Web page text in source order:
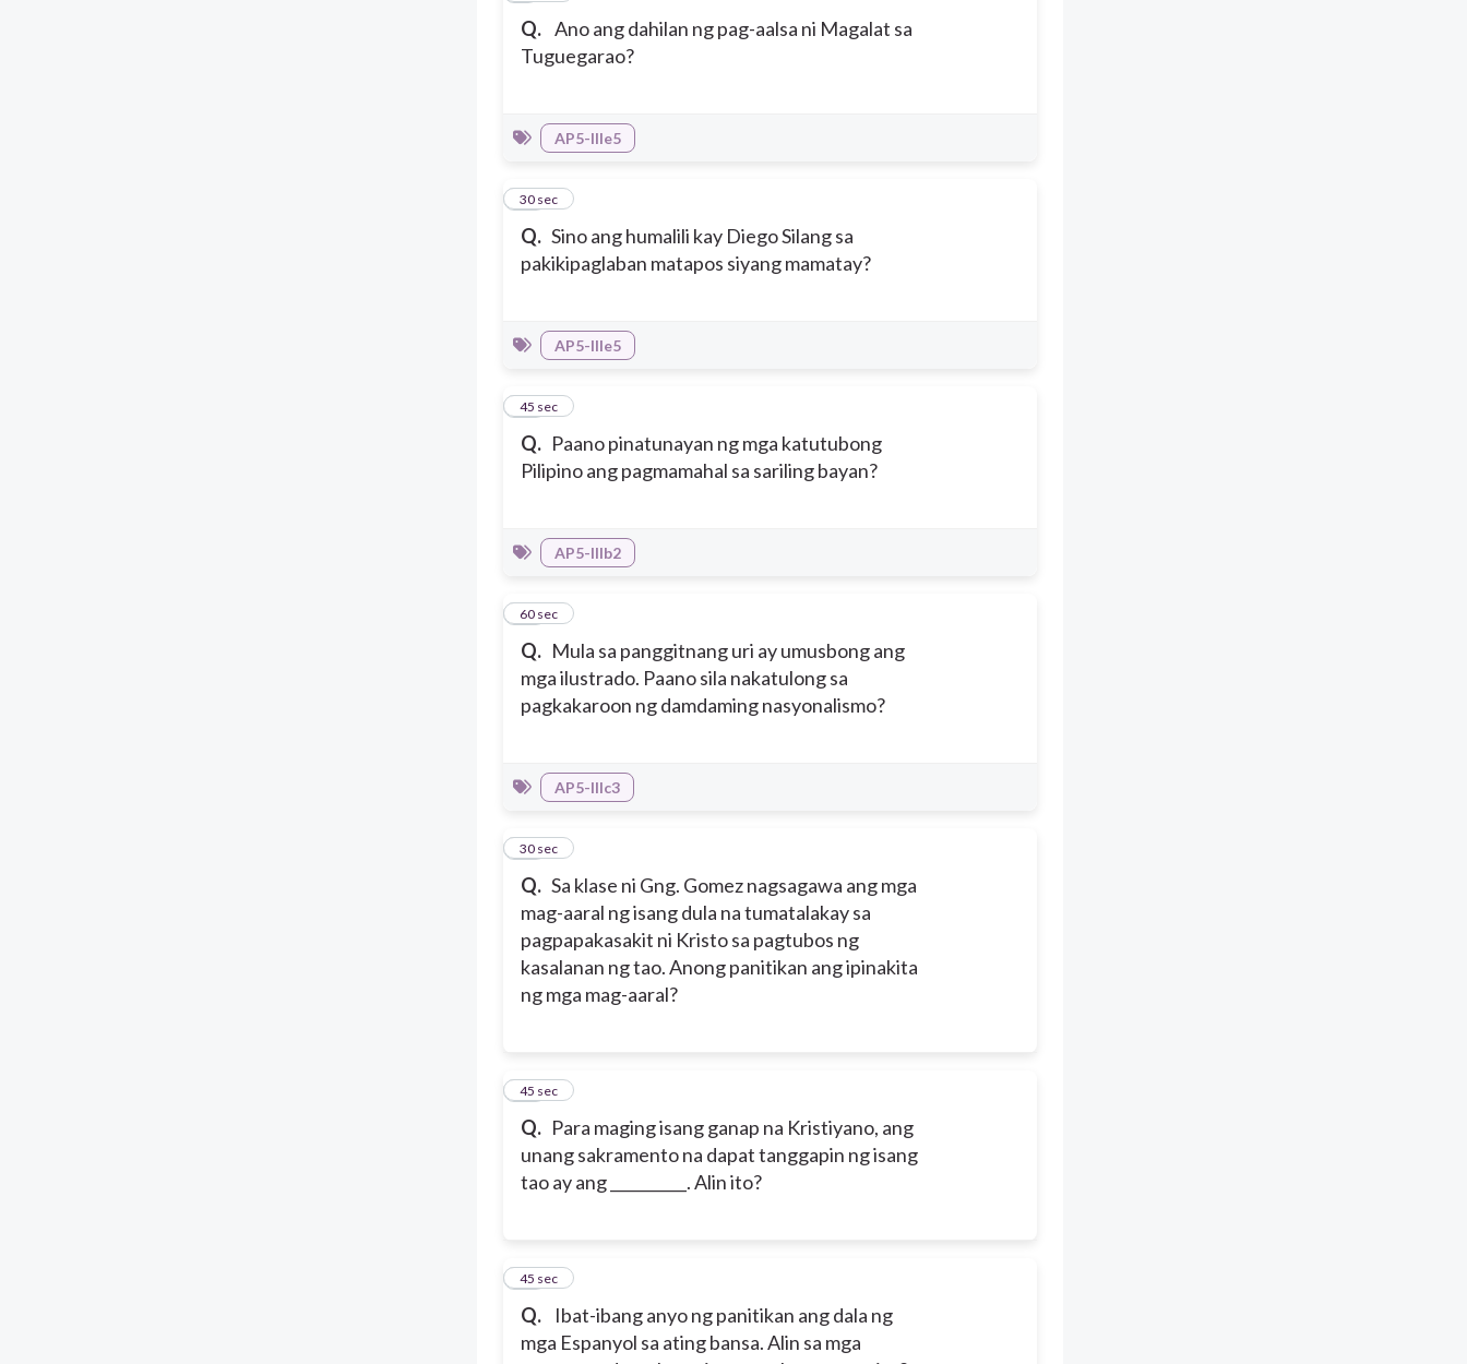
Q. Ano ang dahilan ng pag-aalsa ni Magalat sa
Tuguegarao?
AP5-IIIe5
Q. Sino ang humalili kay Diego Silang sa
pakikipaglaban matapos siyang mamatay?
10
30 sec
AP5-IIIe5
Q. Paano pinatunayan ng mga katutubong
Pilipino ang pagmamahal sa sariling bayan?
11
45 sec
AP5-IIIb2
Q. Mula sa panggitnang uri ay umusbong ang
mga ilustrado. Paano sila nakatulong sa
pagkakaroon ng damdaming nasyonalismo?
12
60 sec
AP5-IIIc3
Q. Sa klase ni Gng. Gomez nagsagawa ang mga
mag-aaral ng isang dula na tumatalakay sa
pagpapakasakit ni Kristo sa pagtubos ng
kasalanan ng tao. Anong panitikan ang ipinakita
ng mga mag-aaral?
13
30 sec
Q. Para maging isang ganap na Kristiyano, ang
unang sakramento na dapat tanggapin ng isang
tao ay ang __________. Alin ito?
14
45 sec
Q.
Ibat-ibang anyo ng panitikan ang dala ng
mga Espanyol sa ating bansa. Alin sa mga
15
45 sec